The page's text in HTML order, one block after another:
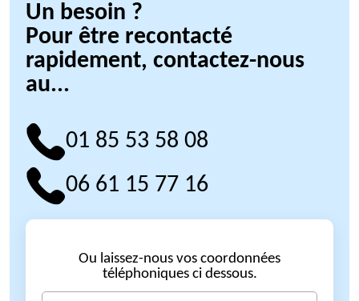
Un besoin ?
Pour être recontacté
rapidement, contactez-nous
au...
01 85 53 58 08
06 61 15 77 16
Ou laissez-nous vos coordonnées
téléphoniques ci dessous.